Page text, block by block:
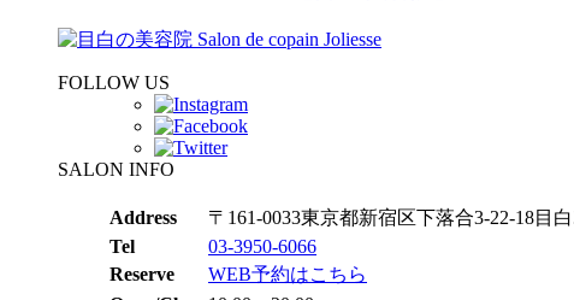
FOLLOW US
SALON INFO
Address
〒161-0033東京都新宿区下落合3-22-18目白
Tel
03-3950-6066
Reserve
WEB予約はこちら